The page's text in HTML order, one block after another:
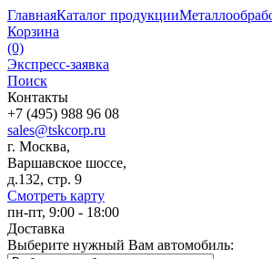
ГлавнаяКаталог продукции
Корзина
(0)
Экспресс-заявка
Поиск
Контакты
+7 (495) 988 96 08
sales@tskcorp.ru
г. Москва,
Варшавское шоссе,
д.132, стр. 9
Смотреть карту
пн-пт, 9:00 - 18:00
Доставка
Выберите нужный Вам автомобиль: